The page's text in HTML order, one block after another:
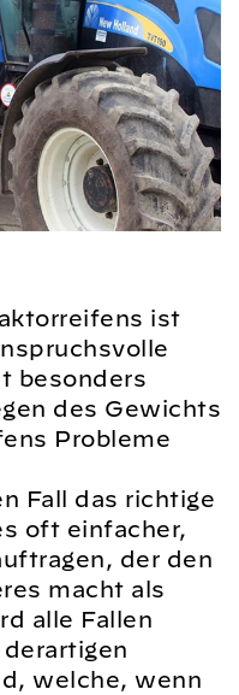
ist
besonders
des Gewichts
Probleme
Fall das richtige
oft einfacher,
der den
macht als
alle Fallen
welche, wenn